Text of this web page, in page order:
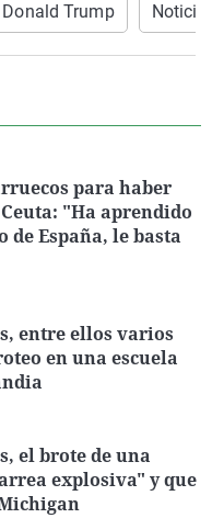
Donald Trump
para haber
"Ha aprendido
de España, le basta
entre ellos varios
en una escuela
el brote de una
explosiva" y que